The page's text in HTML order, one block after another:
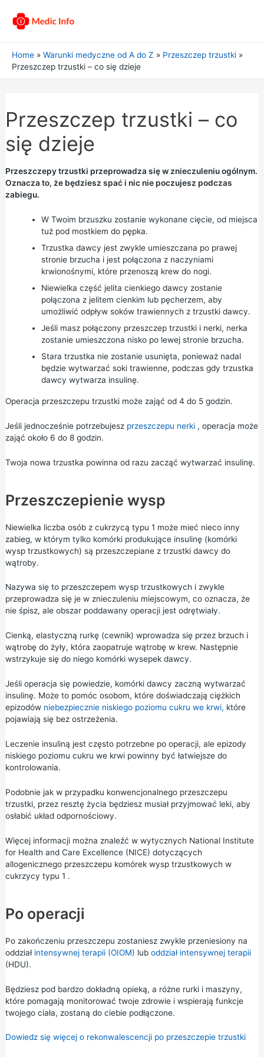
Home Warunki medyczne od A do Z
Przeszczep trzustki
Przeszczep trzustki – co się dzieje
Przeszczep trzustki – co
się dzieje
Przeszczepy trzustki przeprowadza się w znieczuleniu ogólnym.
Oznacza to, że będziesz spać i nic nie poczujesz podczas
zabiegu.
W Twoim brzuszku zostanie wykonane cięcie, od miejsca
tuż pod mostkiem do pępka.
Trzustka dawcy jest zwykle umieszczana po prawej
stronie brzucha i jest połączona z naczyniami
krwionośnymi, które przenoszą krew do nogi.
Niewielka część jelita cienkiego dawcy zostanie
połączona z jelitem cienkim lub pęcherzem, aby
umożliwić odpływ soków trawiennych z trzustki dawcy.
Jeśli masz połączony przeszczep trzustki i nerki, nerka
zostanie umieszczona nisko po lewej stronie brzucha.
Stara trzustka nie zostanie usunięta, ponieważ nadal
będzie wytwarzać soki trawienne, podczas gdy trzustka
dawcy wytwarza insulinę.
Operacja przeszczepu trzustki może zająć od 4 do 5 godzin.
Jeśli jednocześnie potrzebujesz przeszczepu nerki, operacja może
zająć około 6 do 8 godzin.
Twoja nowa trzustka powinna od razu zacząć wytwarzać insulinę.
Przeszczepienie wysp
Niewielka liczba osób z cukrzycą typu 1 może mieć nieco inny
zabieg, w którym tylko komórki produkujące insulinę (komórki
wysp trzustkowych) są przeszczepiane z trzustki dawcy do
wątroby.
Nazywa się to przeszczepem wysp trzustkowych i zwykle
przeprowadza się je w znieczuleniu miejscowym, co oznacza, że
nie śpisz, ale obszar poddawany operacji jest odrętwiały.
Cienką, elastyczną rurkę (cewnik) wprowadza się przez brzuch i
wątrobę do żyły, która zaopatruje wątrobę w krew. Następnie
wstrzykuje się do niego komórki wysepek dawcy.
Jeśli operacja się powiedzie, komórki dawcy zaczną wytwarzać
insulinę. Może to pomóc osobom, które doświadczają ciężkich
epizodów niebezpiecznie niskiego poziomu cukru we krwi, które
pojawiają się bez ostrzeżenia.
Leczenie insuliną jest często potrzebne po operacji, ale epizody
niskiego poziomu cukru we krwi powinny być łatwiejsze do
kontrolowania.
Podobnie jak w przypadku konwencjonalnego przeszczepu
trzustki, przez resztę życia będziesz musiał przyjmować leki, aby
osłabić układ odpornościowy.
Więcej informacji można znaleźć w wytycznych National Institute
for Health and Care Excellence (NICE) dotyczących
allogenicznego przeszczepu komórek wysp trzustkowych w
cukrzycy typu 1 .
Po operacji
Po zakończeniu przeszczepu zostaniesz zwykle przeniesiony na
oddział intensywnej terapii (OIOM) lub oddział intensywnej terapii
(HDU).
Będziesz pod bardzo dokładną opieką, a różne rurki i maszyny,
które pomagają monitorować twoje zdrowie i wspierają funkcje
twojego ciała, zostaną do ciebie podłączone.
Dowiedz się więcej o rekonwalescencji po przeszczepie trzustki